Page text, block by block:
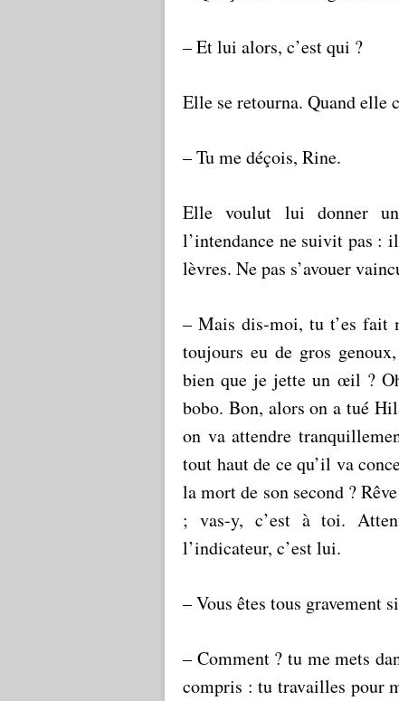
– Et lui alors, c’est qui ?
Elle se retourna. Quand elle
– Tu me déçois, Rine.
Elle voulut lui donner
l’intendance ne suivit pas :
lèvres. Ne pas s’avouer
– Mais dis-moi, tu t’es fait
toujours eu de gros
bien que je jette un œil ?
bobo. Bon, alors on a tué
on va attendre
tout haut de ce qu’il va
la mort de son second ?
; vas-y, c’est à toi.
l’indicateur, c’est lui.
– Vous êtes tous gravement
– Comment ? tu me mets
compris : tu travailles pour